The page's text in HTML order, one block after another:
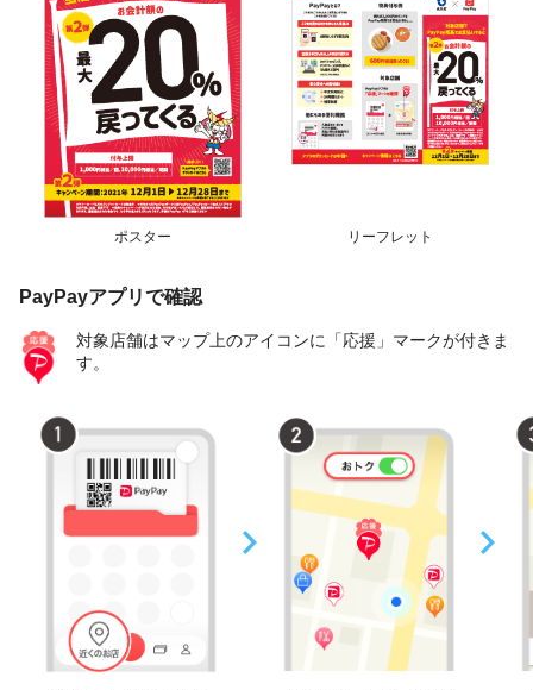
ポスター リーフレット
PayPayアプリで確認
対象店舗はマップ上のアイコンに「応援」マークが付きま
す。